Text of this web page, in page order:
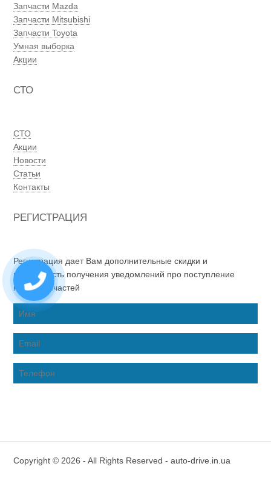
Запчасти Mazda
Запчасти Mitsubishi
Запчасти Toyota
Умная выборка
Акции
СТО
СТО
Акции
Новости
Статьи
Контакты
РЕГИСТРАЦИЯ
Регистрация дает Вам дополнительные скидки и
возможность получения уведомлений про поступление
новых запчастей
Copyright © 2026 - All Rights Reserved - auto-drive.in.ua